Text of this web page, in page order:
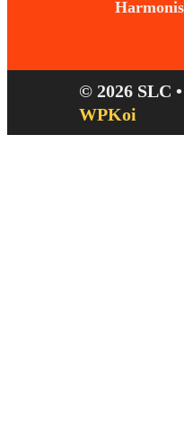
Harmonis
© 2026 SLC
WPKoi